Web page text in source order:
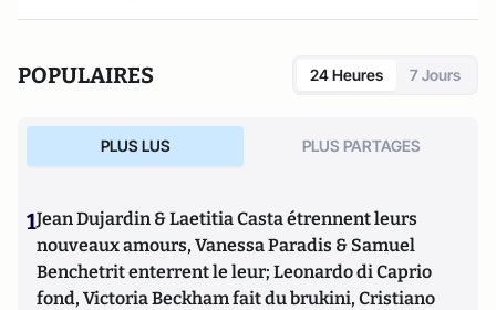
POPULAIRES 24 Heures 7 Jours
PLUS LUS PLUS PARTAGES
1Jean Dujardin & Laetitia Casta étrennent leurs
nouveaux amours, Vanessa Paradis & Samuel
Benchetrit enterrent le leur; Leonardo di Caprio
fond, Victoria Beckham fait du brukini, Cristiano